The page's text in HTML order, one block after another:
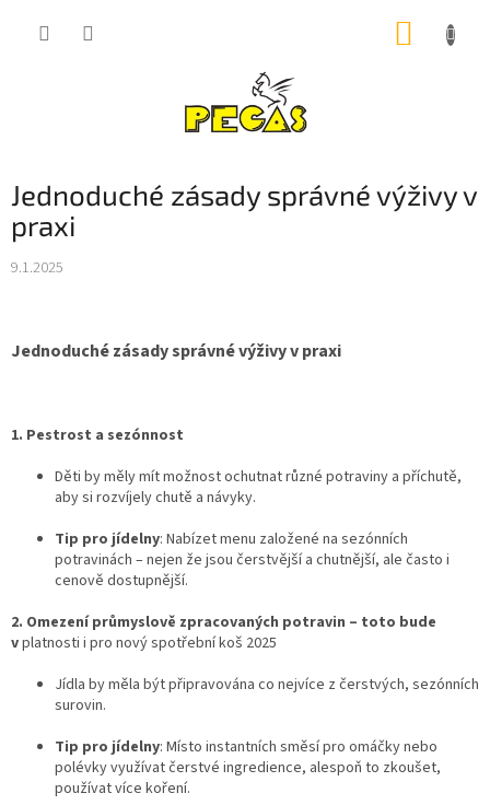
Jednoduché zásady správné výživy v
praxi
9.1.2025
Jednoduché zásady správné výživy v praxi
1. Pestrost a sezónnost
Děti by měly mít možnost ochutnat různé potraviny a příchutě,
aby si rozvíjely chutě a návyky.
Tip pro jídelny: Nabízet menu založené na sezónních
potravinách – nejen že jsou čerstvější a chutnější, ale často i
cenově dostupnější.
2. Omezení průmyslově zpracovaných potravin – toto bude
vplatnosti i pro nový spotřební koš 2025
Jídla by měla být připravována co nejvíce z čerstvých, sezónních
surovin.
Tip pro jídelny: Místo instantních směsí pro omáčky nebo
polévky využívat čerstvé ingredience, alespoň to zkoušet,
používat více koření.